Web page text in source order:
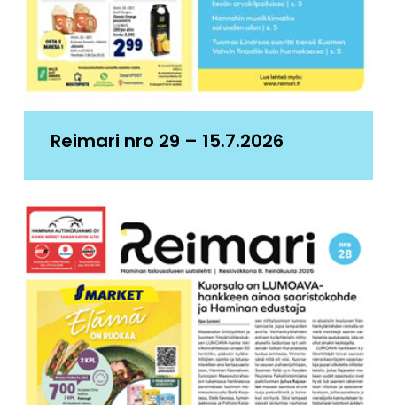
Reimari nro 29 – 15.7.2026